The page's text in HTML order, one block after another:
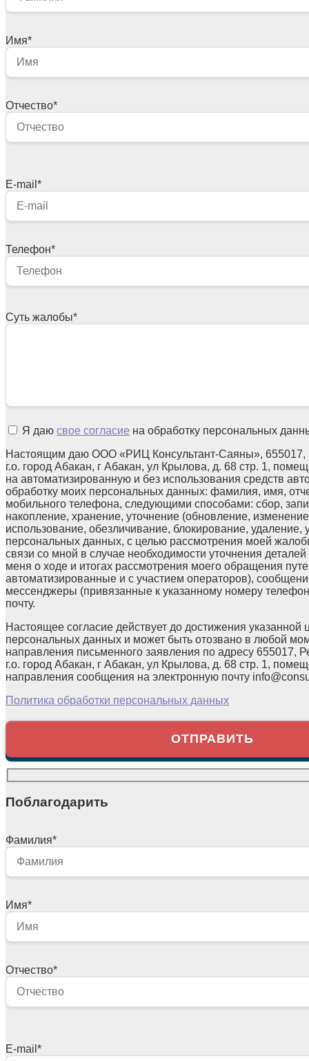
Имя*
Отчество*
E-mail *
Телефон*
Суть жалобы*
Я даю свое согласие на обработку персональных
Настоящим даю ООО «РИЦ Консультант-Саяны», 655017,
г.о. город Абакан, г Абакан, ул Крылова, д. 68 стр. 1,
на автоматизированную и без использования средств
обработку моих персональных данных: фамилия, имя,
мобильного телефона, следующими способами: сбор,
накопление, хранение, уточнение (обновление,
использование, обезличивание, блокирование, удаление,
персональных данных, с целью рассмотрения моей
связи со мной в случае необходимости уточнения
меня о ходе и итогах рассмотрения моего обращения
автоматизированные и с участием операторов),
мессенджеры (привязанные к указанному номеру
почту.
Настоящее согласие действует до достижения указанной
персональных данных и может быть отозвано в любой
направления письменного заявления по адресу 655017,
г.о. город Абакан, г Абакан, ул Крылова, д. 68 стр. 1,
направления сообщения на электронную почту
Политика обработки персональных данных
Поблагодарить
Фамилия*
Имя*
Отчество*
E-mail *